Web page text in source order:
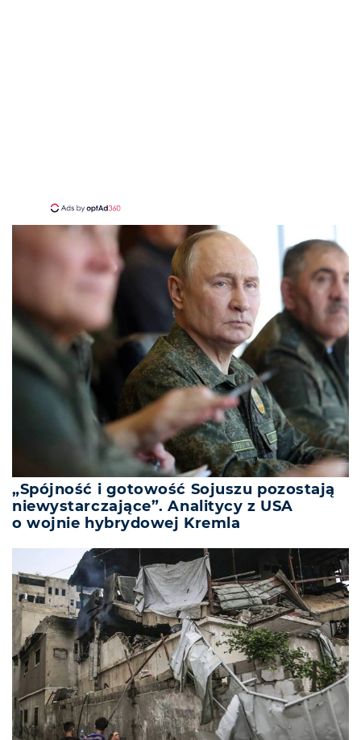
„Spójność i gotowość Sojuszu pozostają
niewystarczające”. Analitycy z USA
o wojnie hybrydowej Kremla